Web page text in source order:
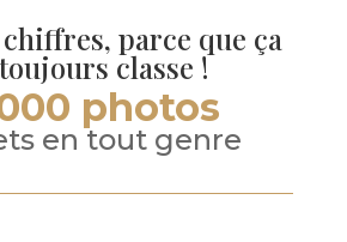
parce que ça
classe !
photos
en tout genre